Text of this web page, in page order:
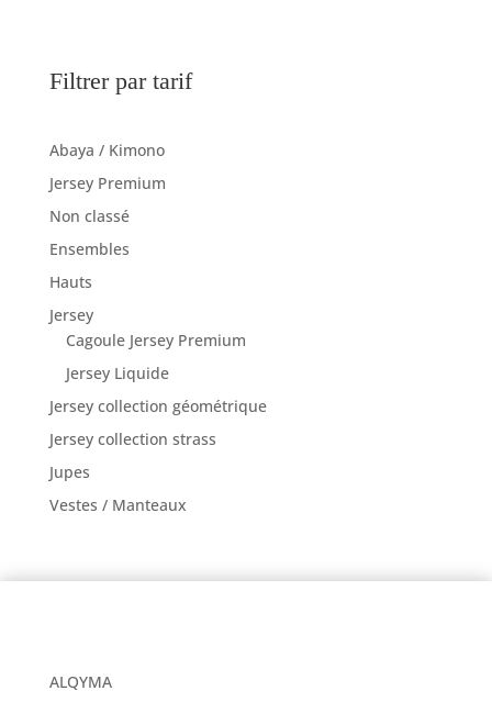
Filtrer par tarif
Abaya / Kimono
Jersey Premium
Non classé
Ensembles
Hauts
Jersey
Cagoule Jersey Premium
Jersey Liquide
Jersey collection géométrique
Jersey collection strass
Jupes
Vestes / Manteaux
ALQYMA